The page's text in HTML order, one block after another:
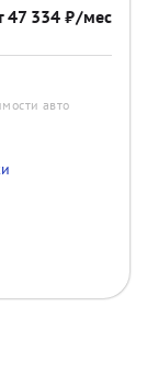
47 334 ₽/мес
авто